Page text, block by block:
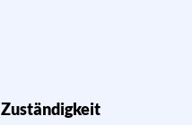
Zuständigkeit